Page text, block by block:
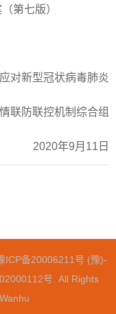
第七版）
对新型冠状病毒肺炎
联防联控机制综合组
2020年9月11日
ICP备20006211号 (豫)-
号 . All Rights
Wanhu